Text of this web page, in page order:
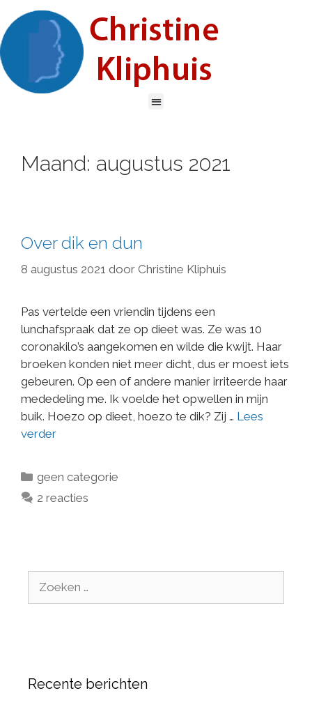
Maand: augustus 2021
Over dik en dun
8 augustus 2021 door Christine Kliphuis
Pas vertelde een vriendin tijdens een
lunchafspraak dat ze op dieet was. Ze was 10
coronakilo’s aangekomen en wilde die kwijt. Haar
broeken konden niet meer dicht, dus er moest iets
gebeuren. Op een of andere manier irriteerde haar
mededeling me. Ik voelde het opwellen in mijn
buik. Hoezo op dieet, hoezo te dik? Zij … Lees
verder
geen categorie
2 reacties
Recente berichten